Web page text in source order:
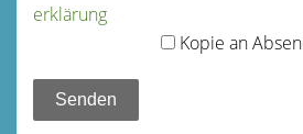
erklärung
Kopie an